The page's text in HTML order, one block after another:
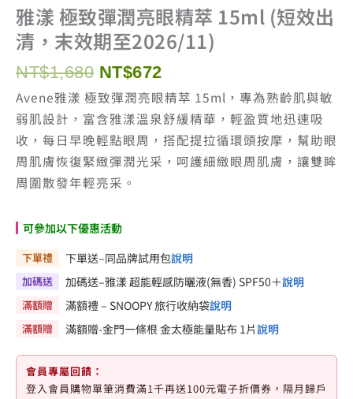
雅漾 極致彈潤亮眼精萃 15ml (短效出
清，末效期至2026/11)
NT$1,680 原
始
價
格：
NT$1,680。
NT$672目
前
價
格：
NT$672。
Avene雅漾 極致彈潤亮眼精萃 15ml，專為熟齡肌與敏
弱肌設計，富含雅漾溫泉舒緩精華，輕盈質地迅速吸
收，每日早晚輕點眼周，搭配提拉循環頭按摩，幫助眼
周肌膚恢復緊緻彈潤光采，呵護細緻眼周肌膚，讓雙眸
周圍散發年輕亮采。
可參加以下優惠活動
下單禮 下單送–同品牌試用包說明
加碼送 加碼送–雅漾 超能輕感防曬液(無香) SPF50＋說明
滿額贈 滿額禮 – SNOOPY 旅行收納袋說明
滿額贈 滿額贈-金門一條根 金太極能量貼布 1片說明
會員專屬回饋：
登入會員購物單筆消費滿1千再送100元電子折價券，隔月歸戶